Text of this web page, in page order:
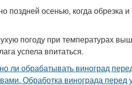
поздней осенью, когда обрезка
погоду при температурах
успела впитаться.